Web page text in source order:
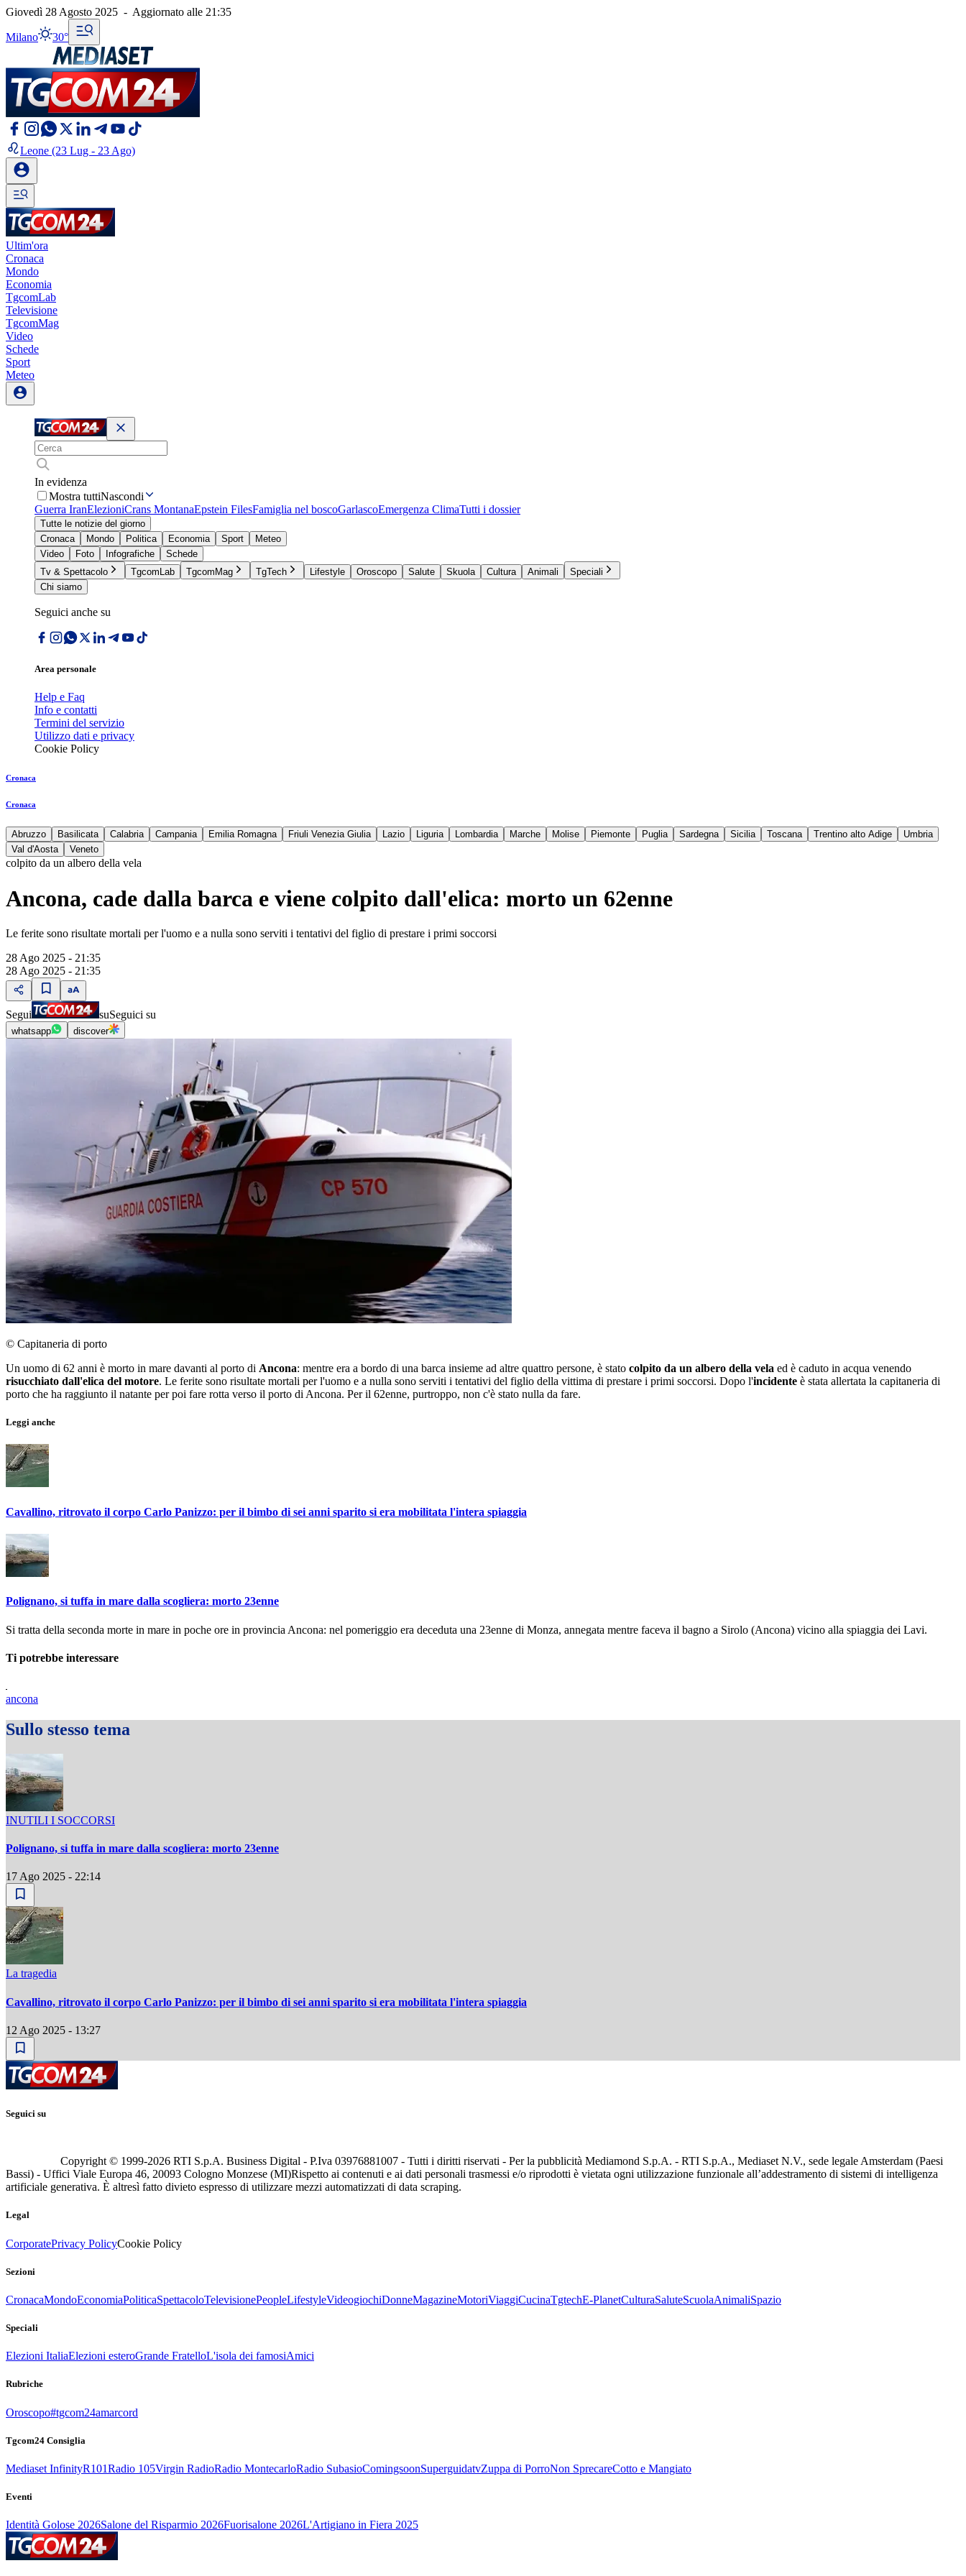
Giovedì 28 Agosto 2025 - Aggiornato alle 21:35
Milano 30°
Leone (23 Lug - 23 Ago)
Ultim'ora
Cronaca
Mondo
Economia
TgcomLab
Televisione
TgcomMag
Video
Schede
Sport
Meteo
In evidenza
Mostra tuttiNascondi
Guerra IranElezioniCrans MontanaEpstein FilesFamiglia nel boscoGarlascoEmergenza ClimaTutti i dossier
Tutte le notizie del giorno
Cronaca
Mondo Politica Economia Sport
Meteo
Video
Foto Infografiche
Schede
Tv & Spettacolo
TgcomLab TgcomMag TgTech Lifestyle Oroscopo Salute Skuola Cultura Animali
Speciali
Chi siamo
Seguici anche su
Area personale
Help e Faq
Info e contatti
Termini del servizio
Utilizzo dati e privacy
Cookie Policy
Cronaca
Cronaca
Abruzzo Basilicata Calabria Campania Emilia Romagna Friuli Venezia Giulia Lazio Liguria Lombardia Marche Molise Piemonte Puglia Sardegna Sicilia Toscana Trentino alto Adige
Umbria
Val d'Aosta
Veneto
colpito da un albero della vela
Ancona, cade dalla barca e viene colpito dall'elica: morto un 62enne
Le ferite sono risultate mortali per l'uomo e a nulla sono serviti i tentativi del figlio di prestare i primi soccorsi
28 Ago 2025 - 21:35
28 Ago 2025 - 21:35
Segui suSeguici su
whatsapp discover
© Capitaneria di porto
Un uomo di 62 anni è morto in mare davanti al porto di Ancona: mentre era a bordo di una barca insieme ad altre quattro persone, è stato colpito da un albero della vela ed è caduto in acqua venendo
risucchiato dall'elica del motore. Le ferite sono risultate mortali per l'uomo e a nulla sono serviti i tentativi del figlio della vittima di prestare i primi soccorsi. Dopo l'incidente è stata allertata la capitaneria di
porto che ha raggiunto il natante per poi fare rotta verso il porto di Ancona. Per il 62enne, purtroppo, non c'è stato nulla da fare.
Leggi anche
Cavallino, ritrovato il corpo Carlo Panizzo: per il bimbo di sei anni sparito si era mobilitata l'intera spiaggia
Polignano, si tuffa in mare dalla scogliera: morto 23enne
Si tratta della seconda morte in mare in poche ore in provincia Ancona: nel pomeriggio era deceduta una 23enne di Monza, annegata mentre faceva il bagno a Sirolo (Ancona) vicino alla spiaggia dei Lavi.
Ti potrebbe interessare
ancona
Sullo stesso tema
INUTILI I SOCCORSI
Polignano, si tuffa in mare dalla scogliera: morto 23enne
17 Ago 2025 - 22:14
La tragedia
Cavallino, ritrovato il corpo Carlo Panizzo: per il bimbo di sei anni sparito si era mobilitata l'intera spiaggia
12 Ago 2025 - 13:27
Seguici su
Copyright © 1999-2026 RTI S.p.A. Business Digital - P.Iva 03976881007 - Tutti i diritti riservati - Per la pubblicità Mediamond S.p.A. - RTI S.p.A., Mediaset N.V., sede legale Amsterdam (Paesi
Bassi) - Uffici Viale Europa 46, 20093 Cologno Monzese (MI)Rispetto ai contenuti e ai dati personali trasmessi e/o riprodotti è vietata ogni utilizzazione funzionale all’addestramento di sistemi di intelligenza
artificiale generativa. È altresì fatto divieto espresso di utilizzare mezzi automatizzati di data scraping.
Legal
CorporatePrivacy PolicyCookie Policy
Sezioni
CronacaMondoEconomiaPoliticaSpettacoloTelevisionePeopleLifestyleVideogiochiDonneMagazineMotoriViaggiCucinaTgtechE-PlanetCulturaSaluteScuolaAnimaliSpazio
Speciali
Elezioni ItaliaElezioni esteroGrande FratelloL'isola dei famosiAmici
Rubriche
Oroscopo#tgcom24amarcord
Tgcom24 Consiglia
Mediaset InfinityR101Radio 105Virgin RadioRadio MontecarloRadio SubasioComingsoonSuperguidatvZuppa di PorroNon SprecareCotto e Mangiato
Eventi
Identità Golose 2026Salone del Risparmio 2026Fuorisalone 2026L'Artigiano in Fiera 2025